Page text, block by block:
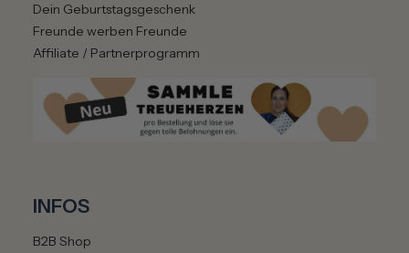
Dein Geburtstagsgeschenk
Freunde werben Freunde
Affiliate / Partnerprogramm
INFOS
B2B Shop